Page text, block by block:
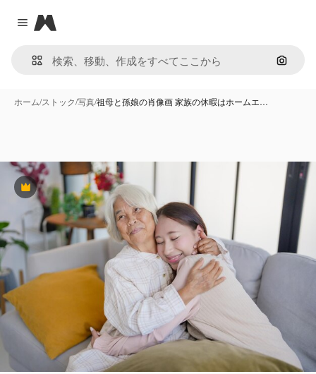
Close menu
Magnific
画像で
ホーム/ストック/写真/祖母と孫娘の肖像画 家族の休暇はホームエ…
Premium